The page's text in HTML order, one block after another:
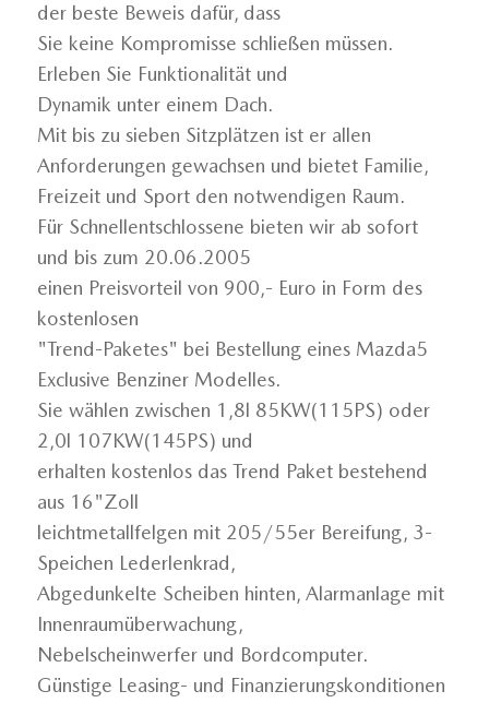
der beste Beweis dafür, dass
Sie keine Kompromisse schließen müssen.
Erleben Sie Funktionalität und
Dynamik unter einem Dach.
Mit bis zu sieben Sitzplätzen ist er allen
Anforderungen gewachsen und bietet Familie,
Freizeit und Sport den notwendigen Raum.
Für Schnellentschlossene bieten wir ab sofort
und bis zum 20.06.2005
einen Preisvorteil von 900,- Euro in Form des
kostenlosen
"Trend-Paketes" bei Bestellung eines Mazda5
Exclusive Benziner Modelles.
Sie wählen zwischen 1,8l 85KW(115PS) oder
2,0l 107KW(145PS) und
erhalten kostenlos das Trend Paket bestehend
aus 16"Zoll
leichtmetallfelgen mit 205/55er Bereifung, 3-
Speichen Lederlenkrad,
Abgedunkelte Scheiben hinten, Alarmanlage mit
Innenraumüberwachung,
Nebelscheinwerfer und Bordcomputer.
Günstige Leasing- und Finanzierungskonditionen